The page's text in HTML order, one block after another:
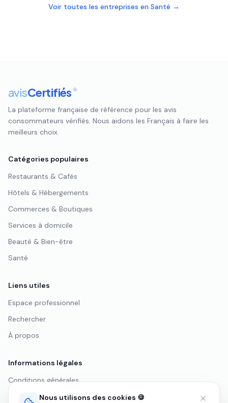
Voir toutes les entreprises en Santé →
avisCertifiés ®
La plateforme française de référence pour les avis
consommateurs vérifiés. Nous aidons les Français à faire les
meilleurs choix.
Catégories populaires
Restaurants & Cafés
Hôtels & Hébergements
Commerces & Boutiques
Services à domicile
Beauté & Bien-être
Santé
Liens utiles
Espace professionnel
Rechercher
À propos
Informations légales
Conditions générales
Politique de confidentialité
Nous utilisons des cookies 🍪